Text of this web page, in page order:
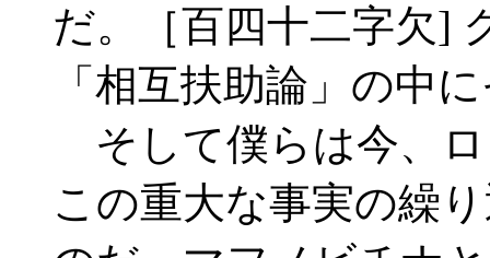
だ。［百四十二字欠]
「相互扶助論」の中
そして僕らは今、
この重大な事実の繰